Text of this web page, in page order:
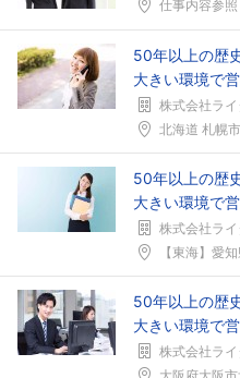
仕事内容参照
50年以上の歴
大きい環境で
株式会社ラ
北海道 札幌
50年以上の歴
大きい環境で
株式会社ラ
【東海】愛知
50年以上の歴
大きい環境で
株式会社ラ